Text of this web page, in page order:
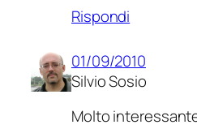
Rispondi
01/09/2010
Silvio Sosio
Molto